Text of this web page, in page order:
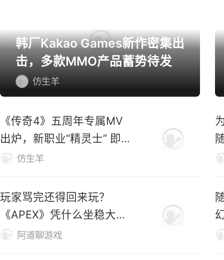
韩厂Kakao Games新作密集出
击，多款MMO产品蓄势待发
仿生羊
《传奇4》五周年专属MV
出炉，新职业“精灵士” 即将
上线仿生羊
玩家骂完还得回来玩？
《APEX》凭什么坐稳大逃
杀第一桌？
阿道聊游戏